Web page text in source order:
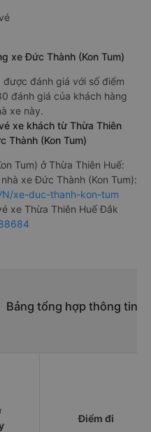
xe Đức Thành (Kon Tum)
đánh giá với số điểm
đánh giá của khách hàng
xe này.
xe khách từ Thừa Thiên
Thành (Kon Tum)
Tum) ở Thừa Thiên Huế:
xe Đức Thành (Kon Tum):
xe-duc-thanh-kon-tum
xe Thừa Thiên Huế Đắk
Bảng tổng hợp thông tin
Điểm đi